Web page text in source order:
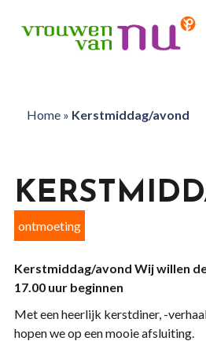
Home» Kerstmiddag/avond
ontmoeting
Kerstmiddag/avond Wij willen
17.00 uur beginnen
Met een heerlijk kerstdiner, -
hopen we op een mooie afsluiting.